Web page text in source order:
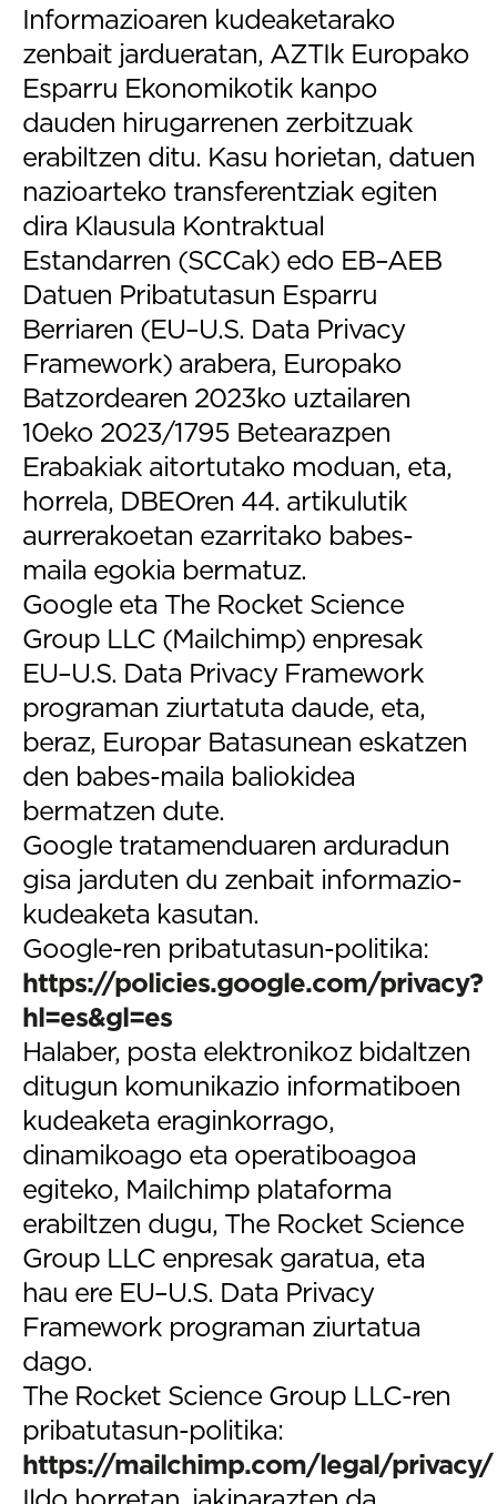
Informazioaren kudeaketarako
zenbait jardueratan, AZTIk Europako
Esparru Ekonomikotik kanpo
dauden hirugarrenen zerbitzuak
erabiltzen ditu. Kasu horietan, datuen
nazioarteko transferentziak egiten
dira Klausula Kontraktual
Estandarren (SCCak) edo EB–AEB
Datuen Pribatutasun Esparru
Berriaren (EU–U.S. Data Privacy
Framework) arabera, Europako
Batzordearen 2023ko uztailaren
10eko 2023/1795 Betearazpen
Erabakiak aitortutako moduan, eta,
horrela, DBEOren 44. artikulutik
aurrerakoetan ezarritako babes-
maila egokia bermatuz.
Google eta The Rocket Science
Group LLC (Mailchimp) enpresak
EU–U.S. Data Privacy Framework
programan ziurtatuta daude, eta,
beraz, Europar Batasunean eskatzen
den babes-maila baliokidea
bermatzen dute.
Google tratamenduaren arduradun
gisa jarduten du zenbait informazio-
kudeaketa kasutan.
Google-ren pribatutasun-politika:
https://policies.google.com/privacy?
hl=es&gl=es
Halaber, posta elektronikoz bidaltzen
ditugun komunikazio informatiboen
kudeaketa eraginkorrago,
dinamikoago eta operatiboagoa
egiteko, Mailchimp plataforma
erabiltzen dugu, The Rocket Science
Group LLC enpresak garatua, eta
hau ere EU–U.S. Data Privacy
Framework programan ziurtatua
dago.
The Rocket Science Group LLC-ren
pribatutasun-politika:
https://mailchimp.com/legal/privacy/